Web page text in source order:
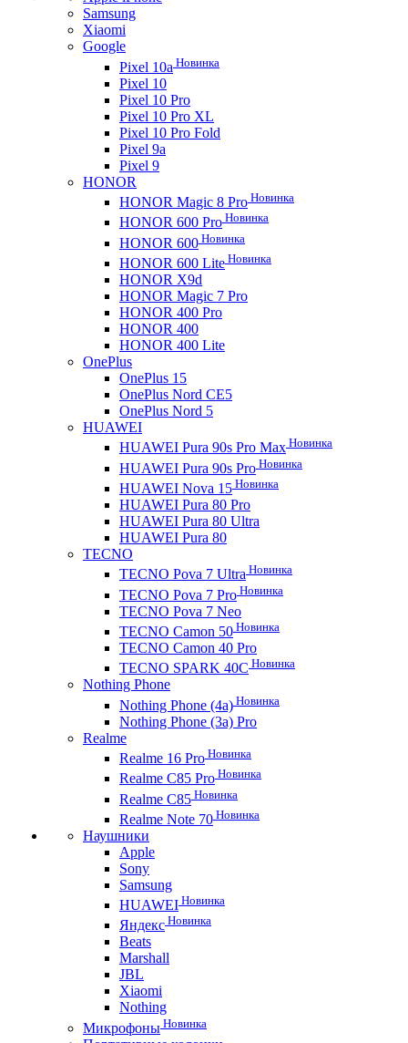
Samsung
Xiaomi
Google
Pixel 10a Новинка
Pixel 10
Pixel 10 Pro
Pixel 10 Pro XL
Pixel 10 Pro Fold
Pixel 9a
Pixel 9
HONOR
HONOR Magic 8 Pro Новинка
HONOR 600 Pro Новинка
HONOR 600 Новинка
HONOR 600 Lite Новинка
HONOR X9d
HONOR Magic 7 Pro
HONOR 400 Pro
HONOR 400
HONOR 400 Lite
OnePlus
OnePlus 15
OnePlus Nord CE5
OnePlus Nord 5
HUAWEI
HUAWEI Pura 90s Pro Max Новинка
HUAWEI Pura 90s Pro Новинка
HUAWEI Nova 15 Новинка
HUAWEI Pura 80 Pro
HUAWEI Pura 80 Ultra
HUAWEI Pura 80
TECNO
TECNO Pova 7 Ultra Новинка
TECNO Pova 7 Pro Новинка
TECNO Pova 7 Neo
TECNO Camon 50 Новинка
TECNO Camon 40 Pro
TECNO SPARK 40C Новинка
Nothing Phone
Nothing Phone (4a) Новинка
Nothing Phone (3a) Pro
Realme
Realme 16 Pro Новинка
Realme C85 Pro Новинка
Realme C85 Новинка
Realme Note 70 Новинка
Наушники
Apple
Sony
Samsung
HUAWEI Новинка
Яндекс Новинка
Beats
Marshall
JBL
Xiaomi
Nothing
Микрофоны Новинка